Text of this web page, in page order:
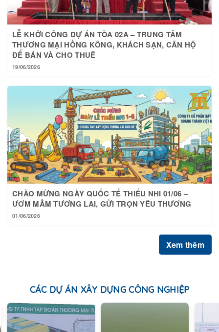
LỄ KHỞI CÔNG DỰ ÁN TÒA 02A – TRUNG TÂM
THƯƠNG MẠI HỒNG KÔNG, KHÁCH SẠN, CĂN HỘ
ĐỂ BÁN VÀ CHO THUÊ
19/06/2026
CHÀO MỪNG NGÀY QUỐC TẾ THIẾU NHI 01/06 –
ƯƠM MẦM TƯƠNG LAI, GỬI TRỌN YÊU THƯƠNG
01/06/2026